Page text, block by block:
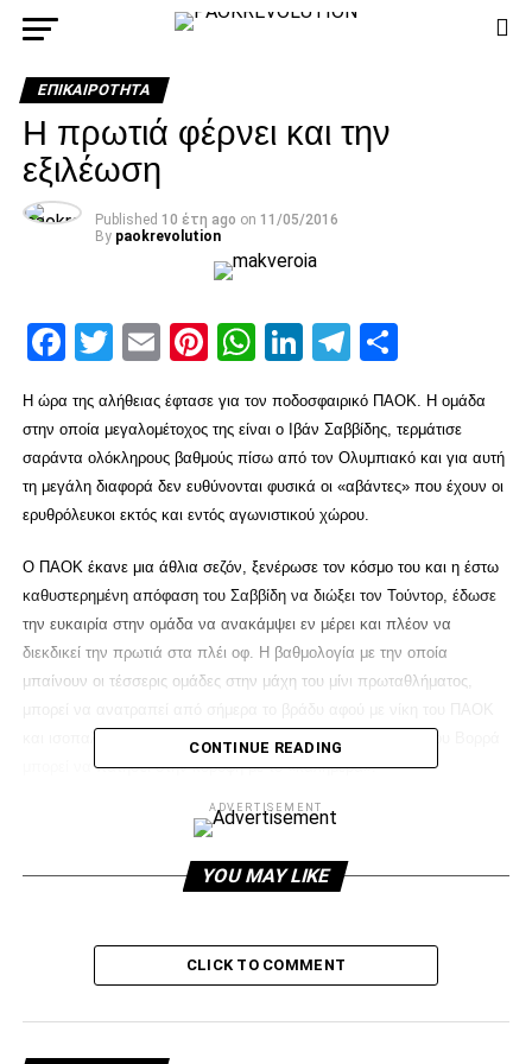
ΕΠΙΚΑΙΡΌΤΗΤΑ
Η πρωτιά φέρνει και την
εξιλέωση
Published 10 έτη ago on 11/05/2016
By paokrevolution
Facebook
Twitter
EmailPinterest
WhatsApp
LinkedIn
Telegram
Η ώρα της αλήθειας έφτασε για τον ποδοσφαιρικό ΠΑΟΚ. Η ομάδα
στην οποία μεγαλομέτοχος της είναι ο Ιβάν Σαββίδης, τερμάτισε
σαράντα ολόκληρους βαθμούς πίσω από τον Ολυμπιακό και για αυτή
τη μεγάλη διαφορά δεν ευθύνονται φυσικά οι «αβάντες» που έχουν οι
ερυθρόλευκοι εκτός και εντός αγωνιστικού χώρου.
Ο ΠΑΟΚ έκανε μια άθλια σεζόν, ξενέρωσε τον κόσμο του και η έστω
καθυστερημένη απόφαση του Σαββίδη να διώξει τον Τούντορ, έδωσε
την ευκαιρία στην ομάδα να ανακάμψει εν μέρει και πλέον να
διεκδικεί την πρωτιά στα πλέι οφ. Η βαθμολογία με την οποία
μπαίνουν οι τέσσερις ομάδες στην μάχη του μίνι πρωταθλήματος,
και ισοπαλία στον αγώνα της Νέας Σμύρνης, ο Δικέφαλος του Βορρά
μπορεί να πατήσει στην κορυφή με το «καλημέρα».
Η διαδικασία των έξι «τελικών» απαιτεί συγκέντρωση και κατάθεση
τρεις αγώνες που θα δώσει εκεί ο ΠΑΟΚ θα είναι κλειστή. Όπως και
CONTINUE READING
ADVERTISEMENT
YOU MAY LIKE
CLICK TO COMMENT